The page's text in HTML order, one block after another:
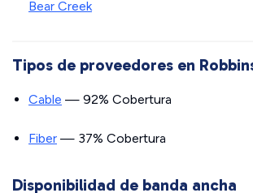
Bear Creek
Tipos de proveedores en
Cable — 92% Cobertura
Fiber — 37% Cobertura
Disponibilidad de banda ancha